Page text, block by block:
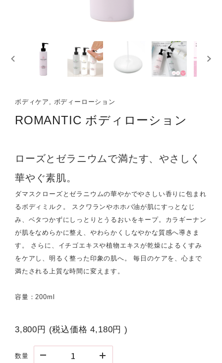
ボディケア, ボディーローション
ROMANTIC ボディローション
ローズとゼラニウムで満たす、やさしく
華やぐ素肌。
ダマスクローズとゼラニウムの華やかでやさしい香りに包まれ
るボディミルク。 スクワランやホホバ油が肌にすっとなじ
み、ベタつかずにしっとりとうるおいをキープ。カラギーナン
が肌をなめらかに整え、やわらかくしなやかな質感へ導きま
す。 さらに、イチゴエキスや植物エキスが乾燥によるくすみ
をケアし、明るく整った印象の肌へ。 毎日のケアを、心まで
満たされる上質な時間に変えます。
容量：200ml
3,800円 (税込価格4,180円 )
数量